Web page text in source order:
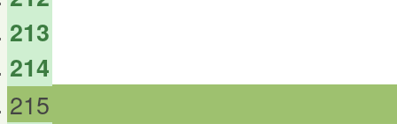
213
214
215